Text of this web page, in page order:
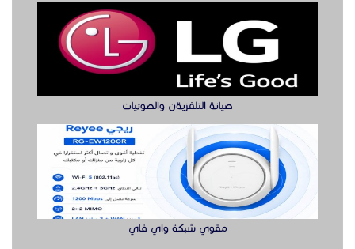
صيانة التلفزيةن والصوتيات
مقوي شبكة واي فاي